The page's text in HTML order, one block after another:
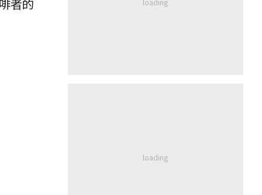
者的